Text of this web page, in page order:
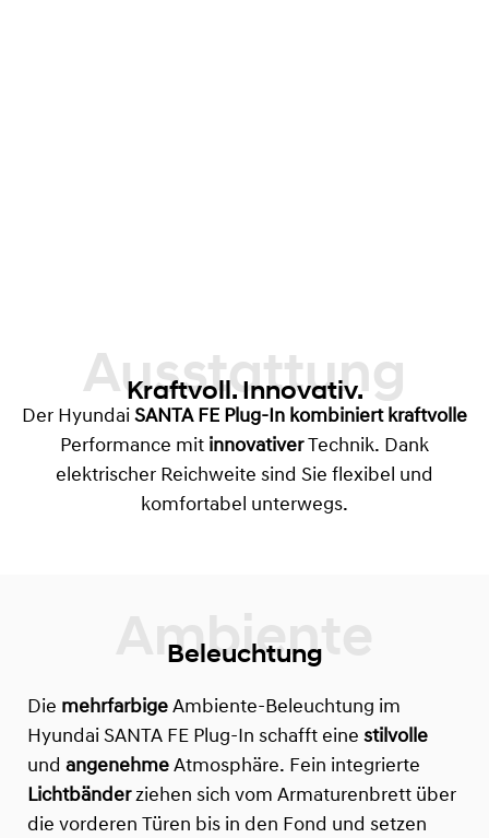
Ausstattung
Kraftvoll. Innovativ.
Der Hyundai SANTA FE Plug-In kombiniert kraftvolle
Performance mit innovativer Technik. Dank
elektrischer Reichweite sind Sie flexibel und
komfortabel unterwegs.
Beleuchtung
Die mehrfarbige Ambiente-Beleuchtung im
Hyundai SANTA FE Plug-In schafft eine stilvolle
und angenehme Atmosphäre. Fein integrierte
Lichtbänderziehen sich vom Armaturenbrett über
die vorderen Türen bis in den Fond und setzen